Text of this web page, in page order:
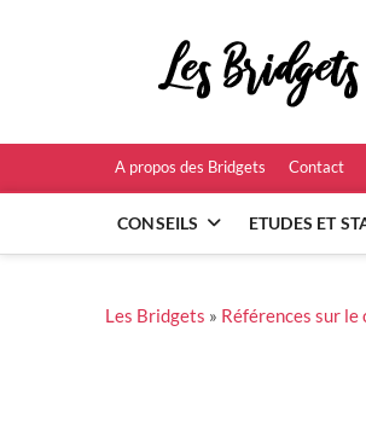
A propos des Bridgets Contact
CONSEILS ETUDES ET
Les Bridgets » Références sur